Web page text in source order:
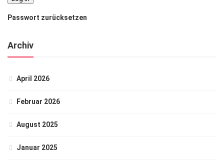
Passwort zurücksetzen
Archiv
April 2026
Februar 2026
August 2025
Januar 2025